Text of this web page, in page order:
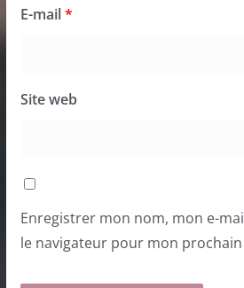
E-mail*
Site web
Enregistrer mon nom, mon e-
le navigateur pour mon